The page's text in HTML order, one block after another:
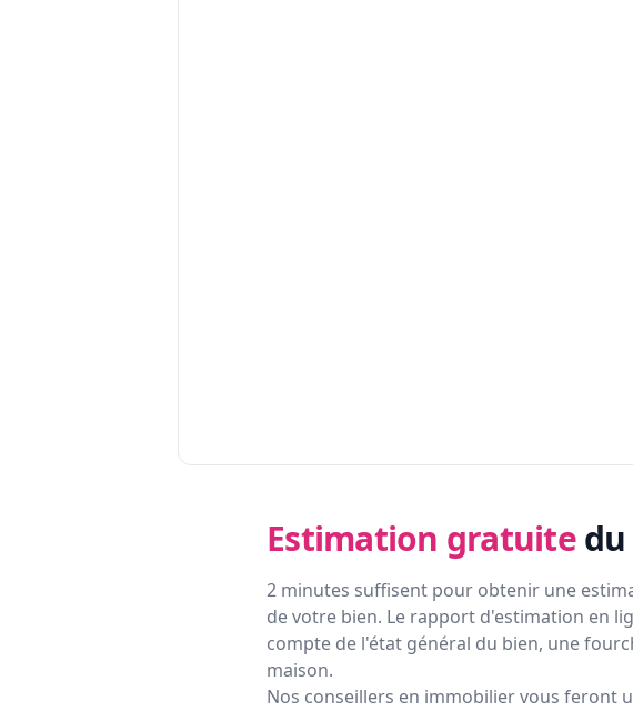
Estimation gratuite
2 minutes suffisent pour obtenir une
de votre bien. Le rapport d'estimation en
compte de l'état général du bien, une
maison.
Nos conseillers en immobilier vous feront